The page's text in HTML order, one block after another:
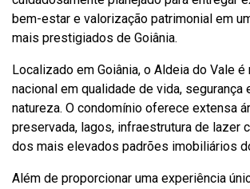
bem-estar e valorização patrimonial em
mais prestigiados de Goiânia.
Localizado em Goiânia, o Aldeia do Vale
nacional em qualidade de vida, segurança
natureza. O condomínio oferece extensa
preservada, lagos, infraestrutura de lazer
dos mais elevados padrões imobiliários
Além de proporcionar uma experiência